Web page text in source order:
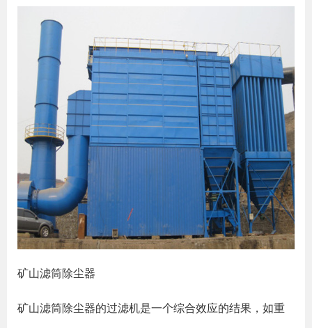
矿山滤筒除尘器
矿山滤筒除尘器的过滤机是一个综合效应的结果，如重